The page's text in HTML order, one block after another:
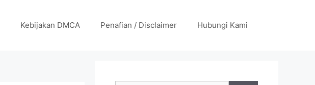
Kebijakan DMCA Penafian / Disclaimer Hubungi Kami